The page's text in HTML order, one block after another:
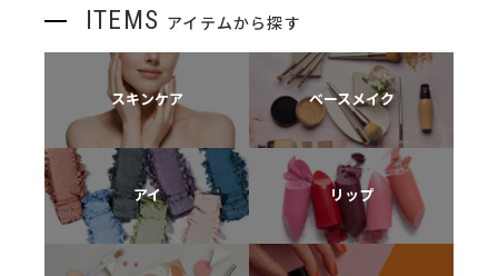
ITEMS アイテムから探す
スキンケア ベースメイク
アイ リップ